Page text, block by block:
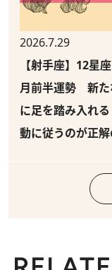
2026.7.29
【射手座】12星
月前半運勢 新た
に足を踏み入れ
動に従うのが正